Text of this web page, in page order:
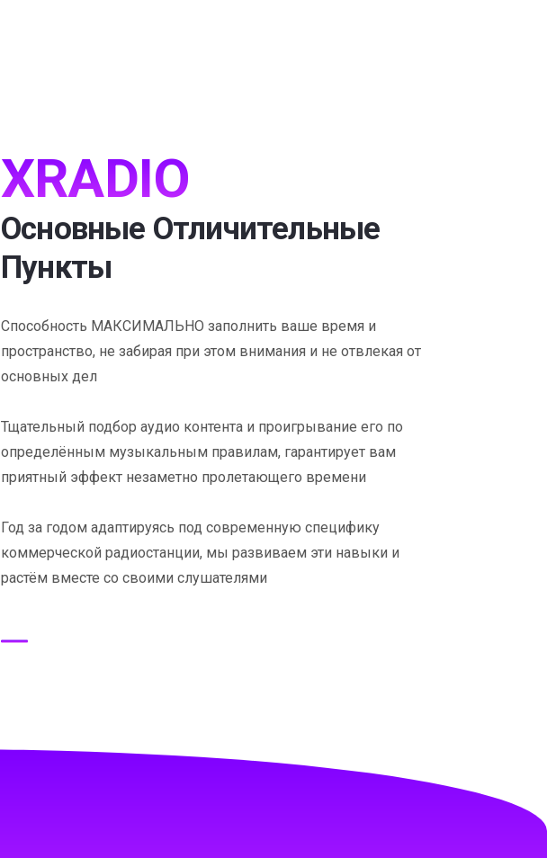
XRADIO
Основные Отличительные
Пункты
Способность МАКСИМАЛЬНО заполнить ваше время и
пространство, не забирая при этом внимания и не отвлекая от
основных дел
Тщательный подбор аудио контента и проигрывание его по
определённым музыкальным правилам, гарантирует вам
приятный эффект незаметно пролетающего времени
Год за годом адаптируясь под современную специфику
коммерческой радиостанции, мы развиваем эти навыки и
растём вместе со своими слушателями